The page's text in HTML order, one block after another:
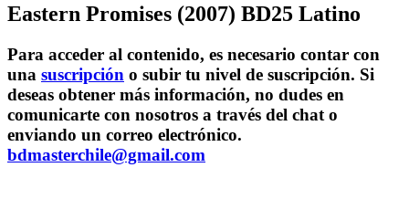
Eastern Promises (2007) BD25 Latino
Para acceder al contenido, es necesario contar con
una suscripción o subir tu nivel de suscripción. Si
deseas obtener más información, no dudes en
comunicarte con nosotros a través del chat o
enviando un correo electrónico.
bdmasterchile@gmail.com